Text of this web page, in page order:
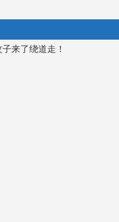
来了绕道走！